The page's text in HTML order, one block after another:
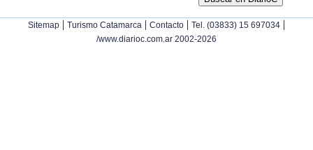
Sitemap | Turismo Catamarca | Contacto | Tel. (03833) 15 697034 |
/www.diarioc.com.ar 2002-2026